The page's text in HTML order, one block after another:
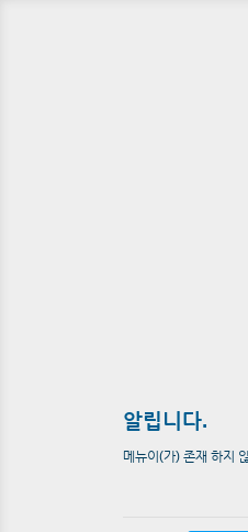
알립니다.
메뉴이(가) 존재 하지